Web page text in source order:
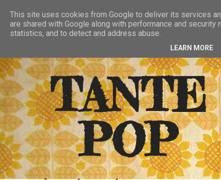
RSS FEED
TANTE
POP
This site uses cookies from Google to deliver its services
are shared with Google along with performance and
statistics, and to detect and address abuse.
LEARN MORE